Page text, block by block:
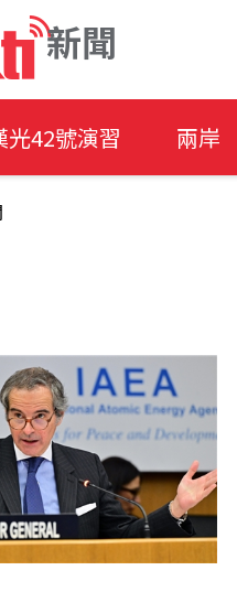
新聞
光42號演習 兩岸